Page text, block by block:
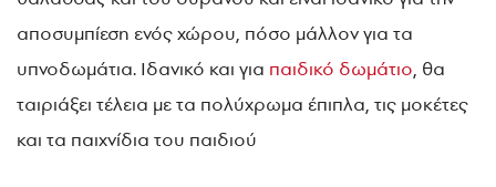
αποσυμπίεση ενός χώρου, πόσο μάλλον για τα
υπνοδωμάτια. Ιδανικό και για παιδικό δωμάτιο, θα
ταιριάξει τέλεια με τα πολύχρωμα έπιπλα, τις μοκέτες
και τα παιχνίδια του παιδιού